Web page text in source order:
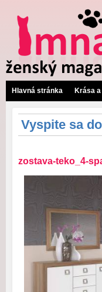
Hlavná stránka Krása
Vyspite sa
zostava-teko_4-